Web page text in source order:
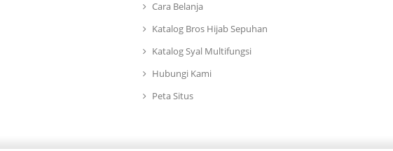
Cara Belanja
Katalog Bros Hijab Sepuhan
Katalog Syal Multifungsi
Hubungi Kami
Peta Situs